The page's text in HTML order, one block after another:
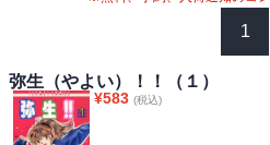
1
弥生（やよい）！！（１）
¥583 (税込)